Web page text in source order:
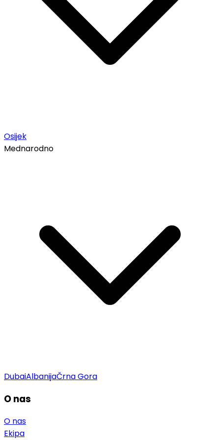
Osijek
Mednarodno
DubaiAlbanijaČrna Gora
O nas
O nas
Ekipa